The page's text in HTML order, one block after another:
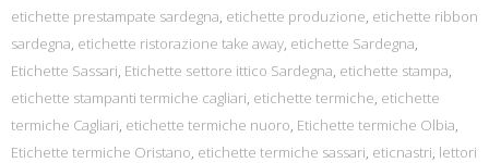
etichette prestampate sardegna, etichette produzione, etichette ribbon
sardegna, etichette ristorazione take away, etichette Sardegna,
Etichette Sassari, Etichette settore ittico Sardegna, etichette stampa,
etichette stampanti termiche cagliari, etichette termiche, etichette
termiche Cagliari, etichette termiche nuoro, Etichette termiche Olbia,
Etichette termiche Oristano, etichette termiche sassari, eticnastri, lettori